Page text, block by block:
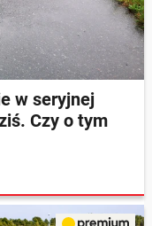
w seryjnej
Czy o tym